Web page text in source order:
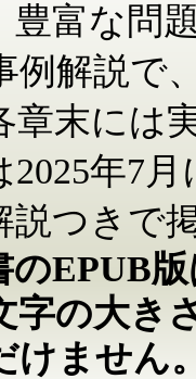
豊富な問
例解説で
章末には
2025年7
説つきで
のEPUB
字の大き
けません